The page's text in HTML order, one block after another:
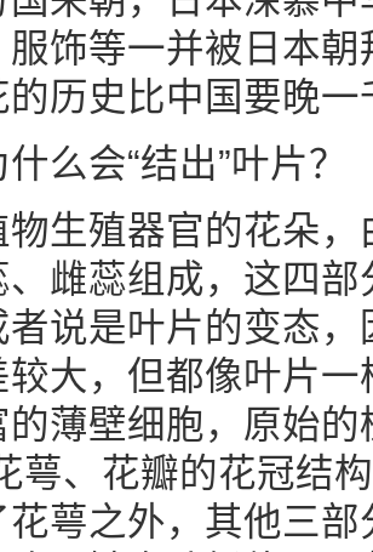
服饰等一并被日本
的历史比中国要晚一
么会“结出”叶片？
物生殖器官的花朵
、雌蕊组成，这四
者说是叶片的变态
较大，但都像叶片
的薄壁细胞，原始
萼、花瓣的花冠结
花萼之外，其他三